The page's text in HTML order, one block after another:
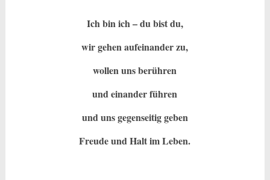
Ich bin ich – du bist du,
wir gehen aufeinander zu,
wollen uns berühren
und einander führen
und uns gegenseitig geben
Freude und Halt im Leben.